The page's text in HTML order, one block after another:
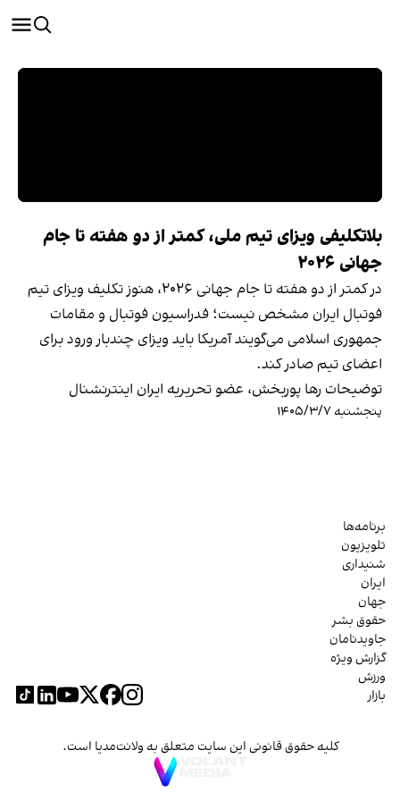
بلاتکلیفی ویزای تیم ملی، کمتر از دو هفته تا جام
جهانی ۲۰۲۶
در کمتر از دو هفته تا جام جهانی ۲۰۲۶، هنوز تکلیف ویزای تیم
فوتبال ایران مشخص نیست؛ فدراسیون فوتبال و مقامات
جمهوری اسلامی می‌گویند آمریکا باید ویزای چندبار ورود برای
اعضای تیم صادر کند.
توضیحات رها پوربخش، عضو تحریریه ایران اینترنشنال
پنجشنبه ۱۴۰۵/۳/۷
برنامه‌ها
تلویزیون
شنیداری
ایران
جهان
حقوق بشر
جاویدنامان
گزارش ویژه
ورزش
بازار
کلیه حقوق قانونی این سایت متعلق به ولانت‌مدیا است.